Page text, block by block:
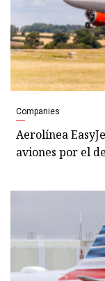
Companies
Aerolínea
aviones por el